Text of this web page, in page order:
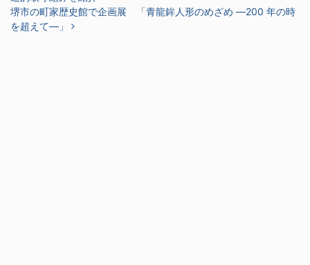
堺市の町家歴史館で企画展 「青龍鉾人形のめざめ ―200 年の時
を超えて―」